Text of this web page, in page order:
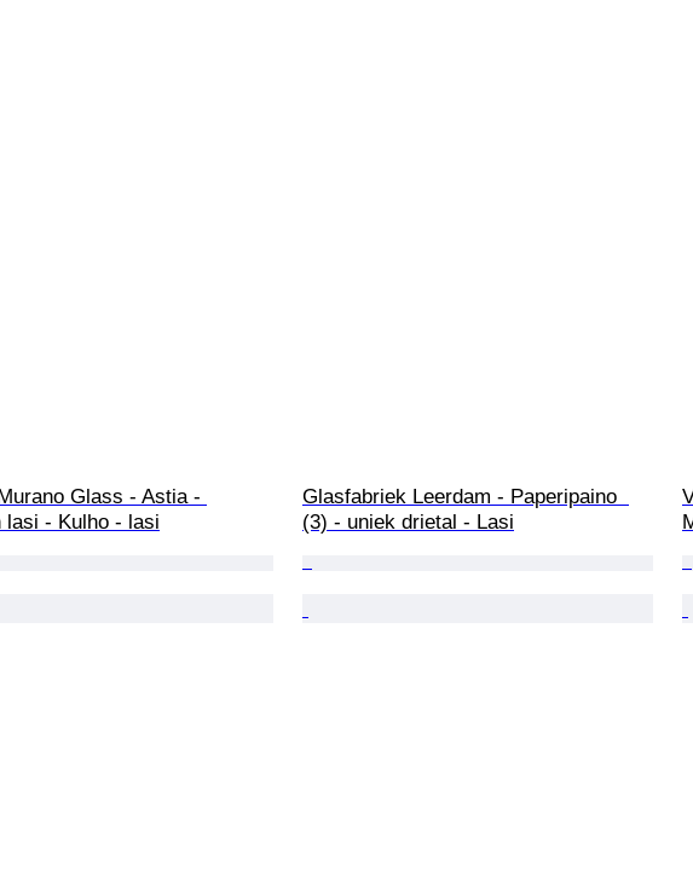
Glass - Astia -
lasi - Kulho - lasi
Glasfabriek Leerdam - Paperipaino
(3) - uniek drietal - Lasi